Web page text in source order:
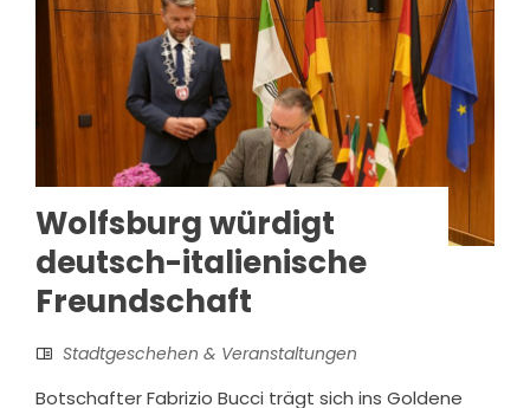
Wolfsburg würdigt
deutsch-italienische
Freundschaft
Stadtgeschehen & Veranstaltungen
Botschafter Fabrizio Bucci trägt sich ins Goldene